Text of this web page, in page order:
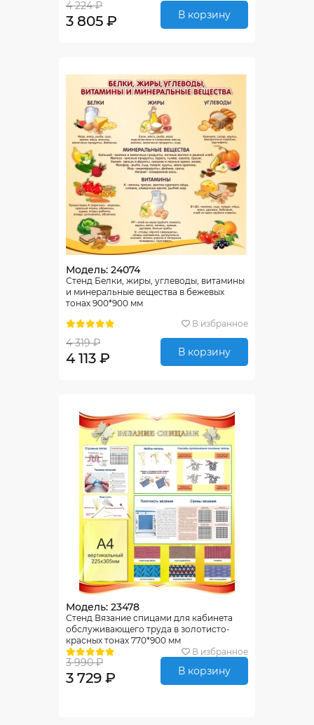
4 224 ₽
3 805 ₽ В корзину
Модель: 24074
Стенд Белки, жиры, углеводы, витамины
и минеральные вещества в бежевых
тонах 900*900 мм
В избранное
4 319 ₽
4 113 ₽ В корзину
Модель: 23478
Стенд Вязание спицами для кабинета
обслуживающего труда в золотисто-
красных тонах 770*900 мм
В избранное
3 990 ₽
3 729 ₽ В корзину